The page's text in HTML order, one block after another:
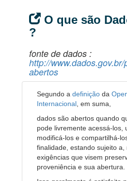
O que são
?
fonte de dados :
http://
abertos
Segundo a definição da
Internacional , em suma,
dados são abertos quando
pode livremente acessá-los,
modificá-los e compartilhá-
finalidade, estando sujeito a,
exigências que visem
proveniência e sua abertura.